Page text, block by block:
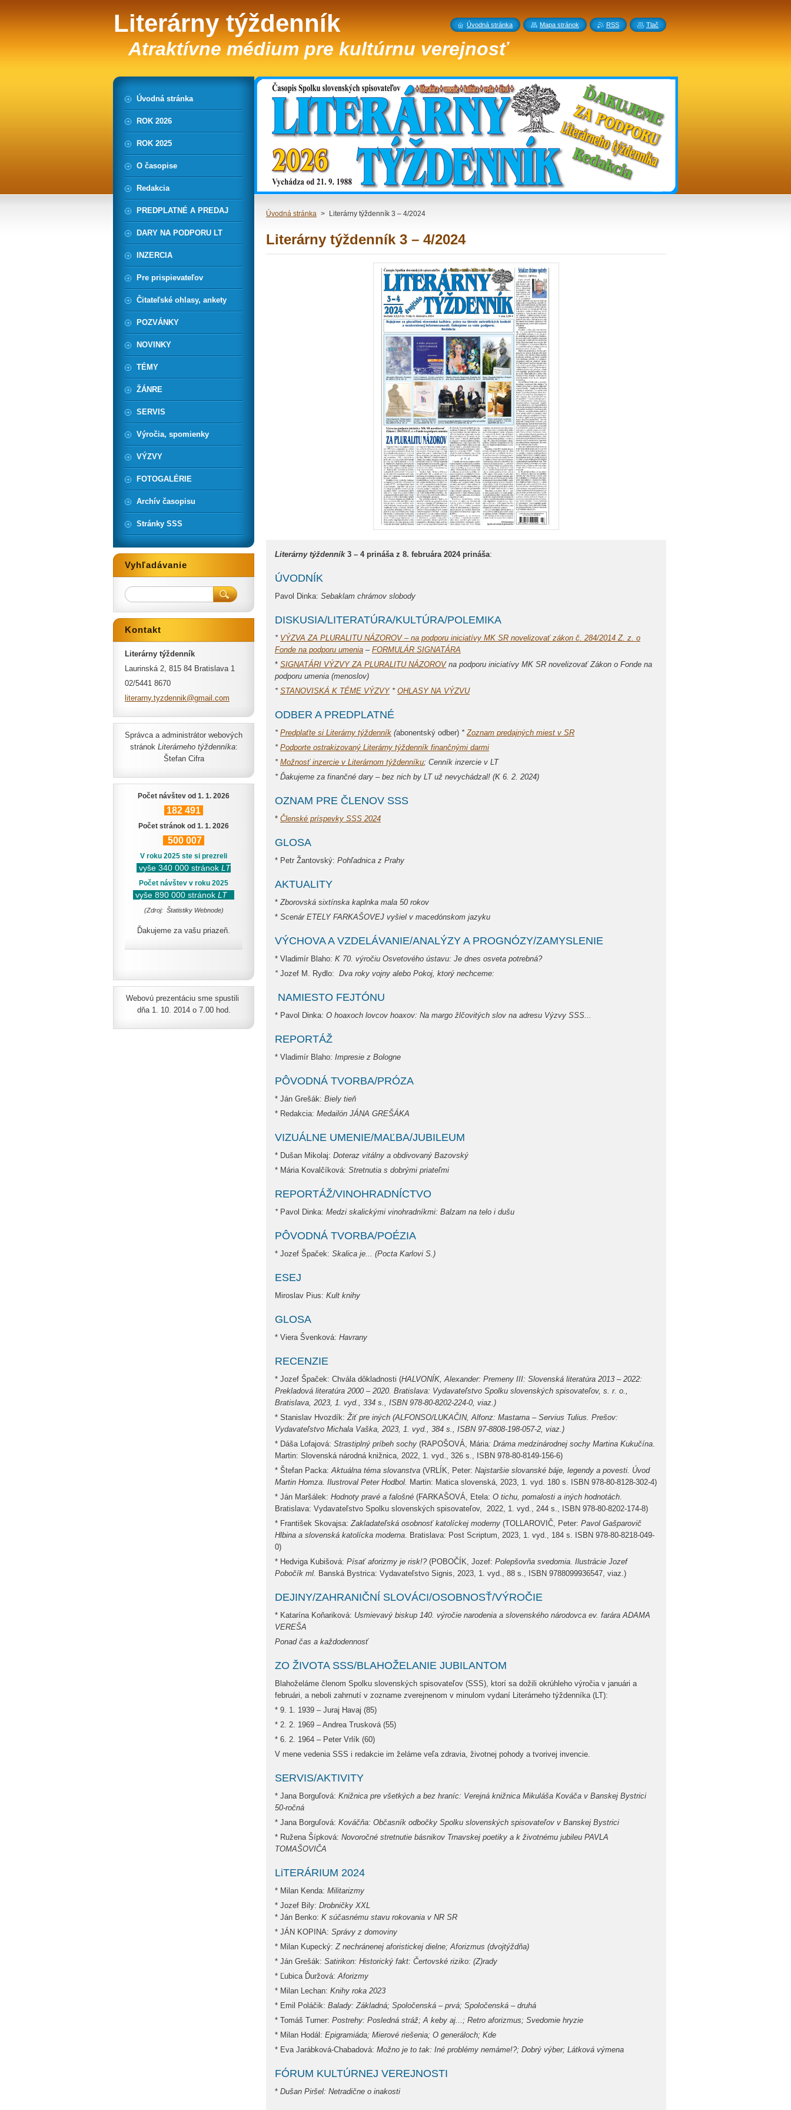
Literárny týždenník
Atraktívne médium pre kultúrnu verejnosť
Úvodná stránka > Literárny týždenník 3 – 4/2024
Literárny týždenník 3 – 4/2024
Literárny týždenník3 – 4 prináša z 8. februára 2024 prináša:
ÚVODNÍK
Pavol Dinka: Sebaklam chrámov slobody
DISKUSIA/LITERATÚRA/KULTÚRA/POLEMIKA
* VÝZVA ZA PLURALITU NÁZOROV – na podporu iniciatívy MK SR novelizovať zákon č. 284/2014 Z. z. o
Fonde na podporu umenia – FORMULÁR SIGNATÁRA
* SIGNATÁRI VÝZVY ZA PLURALITU NÁZOROVna podporu iniciatívy MK SR novelizovať Zákon o Fonde na
podporu umenia (menoslov)
* STANOVISKÁ K TÉME VÝZVY* OHLASY NA VÝZVU
ODBER A PREDPLATNÉ
* Predplaťte si Literárny týždenník (abonentský odber) *Zoznam predajných miest v SR
* Podporte ostrakizovaný Literárny týždenník finančnými darmi
* Možnosť inzercie v Literárnom týždenníku; Cenník inzercie v LT
* Ďakujeme za finančné dary – bez nich by LT už nevychádzal! (K 6. 2. 2024)
OZNAM PRE ČLENOV SSS
* Členské príspevky SSS 2024
GLOSA
* Petr Žantovský: Pohľadnica z Prahy
AKTUALITY
*Zborovská sixtínska kaplnka mala 50 rokov
* Scenár ETELY FARKAŠOVEJ vyšiel v macedónskom jazyku
VÝCHOVA A VZDELÁVANIE/ANALÝZY A PROGNÓZY/ZAMYSLENIE
* Vladimír Blaho: K 70. výročiu Osvetového ústavu: Je dnes osveta potrebná?
* Jozef M. Rydlo: Dva roky vojny alebo Pokoj, ktorý nechceme:
NAMIESTO FEJTÓNU
* Pavol Dinka: O hoaxoch lovcov hoaxov: Na margo žlčovitých slov na adresu Výzvy SSS...
REPORTÁŽ
* Vladimír Blaho: Impresie z Bologne
PÔVODNÁ TVORBA/PRÓZA
* Ján Grešák: Biely tieň
* Redakcia: Medailón JÁNA GREŠÁKA
VIZUÁLNE UMENIE/MAĽBA/JUBILEUM
* Dušan Mikolaj: Doteraz vitálny a obdivovaný Bazovský
* Mária Kovalčíková: Stretnutia s dobrými priateľmi
REPORTÁŽ/VINOHRADNÍCTVO
* Pavol Dinka: Medzi skalickými vinohradníkmi: Balzam na telo i dušu
PÔVODNÁ TVORBA/POÉZIA
* Jozef Špaček: Skalica je... (Pocta Karlovi S.)
ESEJ
Miroslav Pius: Kult knihy
GLOSA
* Viera Švenková: Havrany
RECENZIE
* Jozef Špaček: Chvála dôkladnosti (HALVONÍK, Alexander: Premeny III: Slovenská literatúra 2013 – 2022:
Prekladová literatúra 2000 – 2020. Bratislava: Vydavateľstvo Spolku slovenských spisovateľov, s. r. o.,
Bratislava, 2023, 1. vyd., 334 s., ISBN 978-80-8202-224-0, viaz.)
* Stanislav Hvozdík:Žiť pre iných (ALFONSO/LUKAČIN, Alfonz: Mastarna – Servius Tulius. Prešov:
Vydavateľstvo Michala Vaška, 2023, 1. vyd., 384 s., ISBN 97-8808-198-057-2, viaz.)
* Dáša Lofajová: Strastiplný príbeh sochy (RAPOŠOVÁ, Mária: Dráma medzinárodnej sochy Martina Kukučína.
Martin: Slovenská národná knižnica, 2022, 1. vyd., 326 s., ISBN 978-80-8149-156-6)
* Štefan Packa:Aktuálna téma slovanstva (VRLÍK, Peter: Najstaršie slovanské báje, legendy a povesti. Úvod
Martin Homza. Ilustroval Peter Hodbol. Martin: Matica slovenská, 2023, 1. vyd. 180 s. ISBN 978-80-8128-302-4)
* Ján Maršálek: Hodnoty pravé a falošné (FARKAŠOVÁ, Etela: O tichu, pomalosti a iných hodnotách.
Bratislava: Vydavateľstvo Spolku slovenských spisovateľov, 2022, 1. vyd., 244 s., ISBN 978-80-8202-174-8)
* František Skovajsa:Zakladateľská osobnosť katolíckej moderny (TOLLAROVIČ, Peter: Pavol Gašparovič
Hlbina a slovenská katolícka moderna. Bratislava: Post Scriptum, 2023, 1. vyd., 184 s. ISBN 978-80-8218-049-
0)
* Hedviga Kubišová: Písať aforizmy je risk!? (POBOČÍK, Jozef: Polepšovňa svedomia. Ilustrácie Jozef
Pobočík ml. Banská Bystrica: Vydavateľstvo Signis, 2023, 1. vyd., 88 s., ISBN 9788099936547, viaz.)
DEJINY/ZAHRANIČNÍ SLOVÁCI/OSOBNOSŤ/VÝROČIE
* Katarína Koňariková: Usmievavý biskup 140. výročie narodenia a slovenského národovca ev. farára ADAMA
VEREŠA
Ponad čas a každodennosť
ZO ŽIVOTA SSS/BLAHOŽELANIE JUBILANTOM
Blahoželáme členom Spolku slovenských spisovateľov (SSS), ktorí sa dožili okrúhleho výročia v januári a
februári, a neboli zahrnutí v zozname zverejnenom v minulom vydaní Literárneho týždenníka (LT):
* 9. 1. 1939 – Juraj Havaj (85)
* 2. 2. 1969 – Andrea Trusková (55)
* 6. 2. 1964 – Peter Vrlík (60)
V mene vedenia SSS i redakcie im želáme veľa zdravia, životnej pohody a tvorivej invencie.
SERVIS/AKTIVITY
* Jana Borguľová: Knižnica pre všetkých a bez hraníc: Verejná knižnica Mikuláša Kováča v Banskej Bystrici
50-ročná
* Jana Borguľová: Kováčňa: Občasník odbočky Spolku slovenských spisovateľov v Banskej Bystrici
* Ružena Šípková: Novoročné stretnutie básnikov Trnavskej poetiky a k životnému jubileu PAVLA
TOMAŠOVIČA
LiTERÁRIUM 2024
* Milan Kenda: Militarizmy
* Jozef Bily: Drobničky XXL
* Ján Benko: K súčasnému stavu rokovania v NR SR
* JÁN KOPINA: Správy z domoviny
* Milan Kupecký:Z nechránenej aforistickej dielne; Aforizmus (dvojtýždňa)
* Ján Grešák: Satirikon: Historický fakt: Čertovské riziko: (Z)rady
* Ľubica Ďuržová:Aforizmy
* Milan Lechan: Knihy roka 2023
* Emil Poláčik: Balady: Základná; Spoločenská – prvá; Spoločenská – druhá
* Tomáš Turner: Postrehy: Posledná stráž; A keby aj...; Retro aforizmus; Svedomie hryzie
* Milan Hodál: Epigramiáda; Mierové riešenia; O generáloch; Kde
* Eva Jarábková-Chabadová: Možno je to tak: Iné problémy nemáme!?; Dobrý výber; Látková výmena
FÓRUM KULTÚRNEJ VEREJNOSTI
* Dušan Piršel: Netradične o inakosti
Úvodná stránka
ROK 2026
ROK 2025
O časopise
Redakcia
PREDPLATNÉ A PREDAJ
DARY NA PODPORU LT
INZERCIA
Pre prispievateľov
Čitateľské ohlasy, ankety
POZVÁNKY
NOVINKY
TÉMY
ŽÁNRE
SERVIS
Výročia, spomienky
VÝZVY
FOTOGALÉRIE
Archív časopisu
Stránky SSS
Vyhľadávanie
Kontakt
Literárny týždenník
Laurinská 2, 815 84 Bratislava 1
02/5441 8670
literarny.tyzdennik@gmai l.com
Správca a administrátor webových
stránok Literárneho týždenníka:
Štefan Cifra
Počet návštev od 1. 1. 2026
182 491
Počet stránok od 1. 1. 2026
500 007
V roku 2025 ste si prezreli
vyše 340 000 stránok LT
Počet návštev v roku 2025
vyše 890 000 stránok LT
(Zdroj: Štatistiky Webnode)
Ďakujeme za vašu priazeň.
Webovú prezentáciu sme spustili
dňa 1. 10. 2014 o 7.00 hod.
Úvodná stránka Mapa stránok RSS Tlač